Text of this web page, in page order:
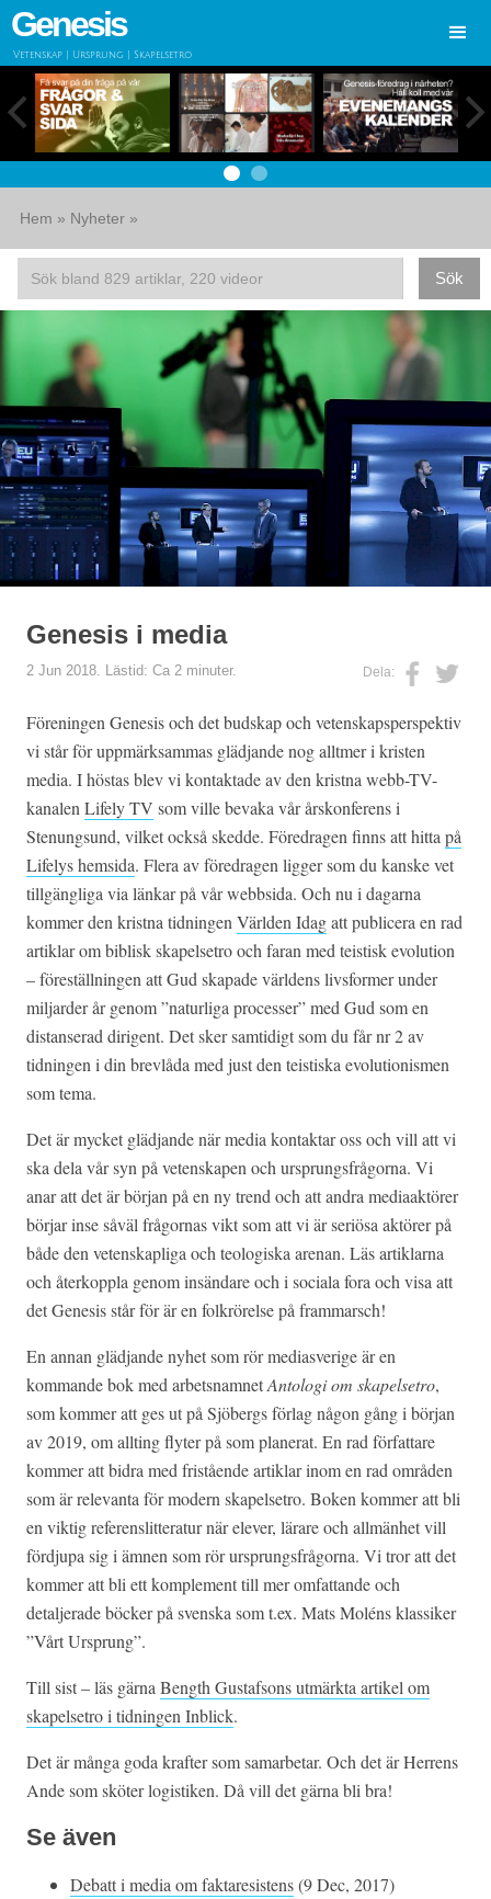
Genesis
Vetenskap | Ursprung | Skapelsetro
Hem » Nyheter »
Genesis i media
Dela:
2 Jun 2018. Lästid: Ca 2 minuter.
Föreningen Genesis och det budskap och vetenskapsperspektiv
vi står för uppmärksammas glädjande nog alltmer i kristen
media. I höstas blev vi kontaktade av den kristna webb-TV-
kanalen Lifely TV som ville bevaka vår årskonferens i
Stenungsund, vilket också skedde. Föredragen finns att hitta på
Lifelys hemsida. Flera av föredragen ligger som du kanske vet
tillgängliga via länkar på vår webbsida. Och nu i dagarna
kommer den kristna tidningen Världen Idagatt publicera en rad
artiklar om biblisk skapelsetro och faran med teistisk evolution
– föreställningen att Gud skapade världens livsformer under
miljarder år genom ”naturliga processer” med Gud som en
distanserad dirigent. Det sker samtidigt som du får nr 2 av
tidningen i din brevlåda med just den teistiska evolutionismen
som tema.
Det är mycket glädjande när media kontaktar oss och vill att vi
ska dela vår syn på vetenskapen och ursprungsfrågorna. Vi
anar att det är början på en ny trend och att andra mediaaktörer
börjar inse såväl frågornas vikt som att vi är seriösa aktörer på
både den vetenskapliga och teologiska arenan. Läs artiklarna
och återkoppla genom insändare och i sociala fora och visa att
det Genesis står för är en folkrörelse på frammarsch!
En annan glädjande nyhet som rör mediasverige är en
kommande bok med arbetsnamnetAntologi om skapelsetro,
som kommer att ges ut på Sjöbergs förlag någon gång i början
av 2019, om allting flyter på som planerat. En rad författare
kommer att bidra med fristående artiklar inom en rad områden
som är relevanta för modern skapelsetro. Boken kommer att bli
en viktig referenslitteratur när elever, lärare och allmänhet vill
fördjupa sig i ämnen som rör ursprungsfrågorna. Vi tror att det
kommer att bli ett komplement till mer omfattande och
detaljerade böcker på svenska som t.ex. Mats Moléns klassiker
”Vårt Ursprung”.
Till sist – läs gärna Bength Gustafsons utmärkta artikel om
skapelsetro i tidningen Inblick.
Det är många goda krafter som samarbetar. Och det är Herrens
Ande som sköter logistiken. Då vill det gärna bli bra!
Se även
Debatt i media om faktaresistens(9 Dec, 2017)